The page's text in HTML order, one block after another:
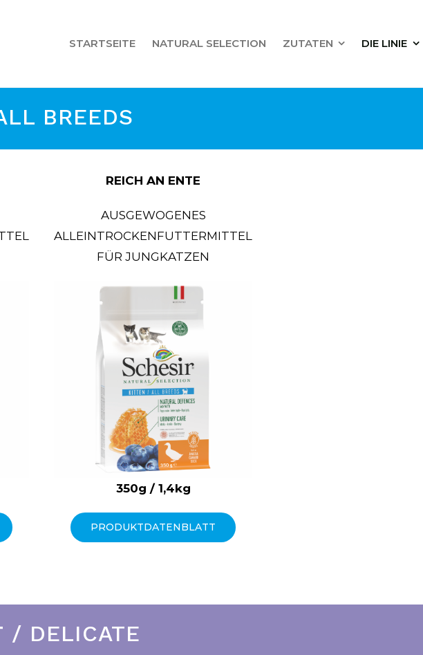
STARTSEITE NATURAL SELECTION ZUTATEN DIE LINIE
BREEDS
REICH AN ENTE
AUSGEWOGENES
ALLEINTROCKENFUTTERMITTEL
FÜR JUNGKATZEN
350g / 1,4kg
PRODUKTDATENBLATT
/ DELICATE